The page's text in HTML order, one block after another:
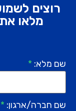
רוצים
מלאו
שם מלא: *
שם חברה/ארגון: *